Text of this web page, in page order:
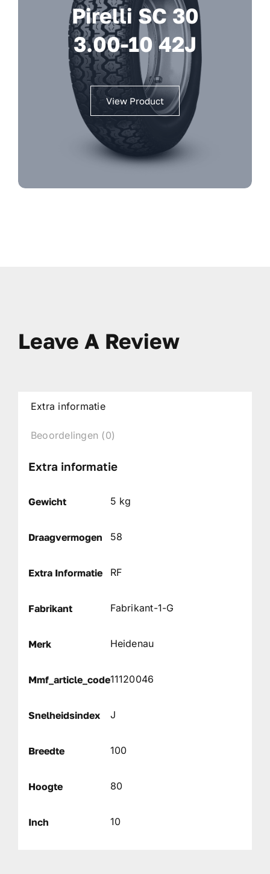
Pirelli SC 30
3.00-10 42J
View Product
Leave A Review
Extra informatie
Beoordelingen (0)
Extra informatie
Gewicht 5 kg
Draagvermogen 58
Extra Informatie RF
Fabrikant Fabrikant-1-G
Merk Heidenau
Mmf_article_code11120046
Snelheidsindex J
Breedte 100
Hoogte 80
Inch 10